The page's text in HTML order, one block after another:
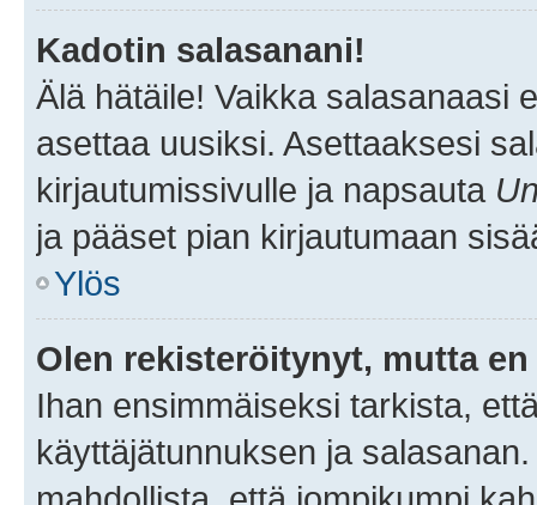
Kadotin salasanani!
Älä hätäile! Vaikka salasanaasi
asettaa uusiksi. Asettaaksesi
kirjautumissivulle ja napsauta
ja pääset pian kirjautumaan
Ylös
Olen rekisteröitynyt, mutta
Ihan ensimmäiseksi tarkista,
käyttäjätunnuksen ja